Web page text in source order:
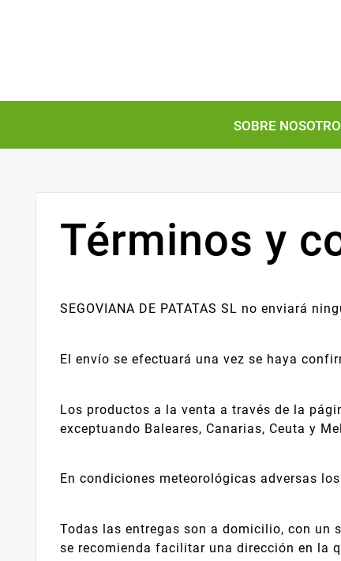
SOBRE
Términos y
SEGOVIANA DE PATATAS SL no enviará
El envío se efectuará una vez se haya
Los productos a la venta a través de la
exceptuando Baleares, Canarias, Ceuta y
En condiciones meteorológicas adversas
Todas las entregas son a domicilio, con un
se recomienda facilitar una dirección en la